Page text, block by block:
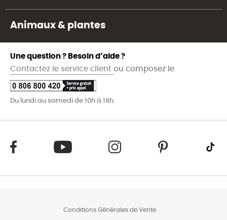
Animaux & plantes
Une question ? Besoin d’aide ?
Contactez le service client ou composez le
Du lundi au samedi de 10h à 18h.
Conditions Générales de Vente